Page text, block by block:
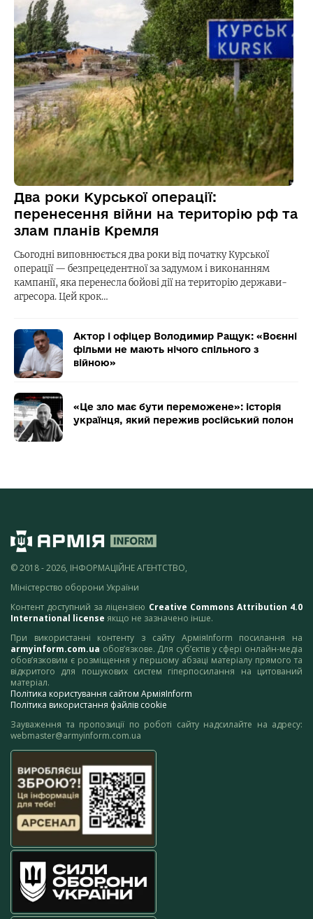
Два роки Курської операції:
перенесення війни на територію рф та
злам планів Кремля
Сьогодні виповнюється два роки від початку Курської
операції — безпрецедентної за задумом і виконанням
кампанії, яка перенесла бойові дії на територію держави-
агресора. Цей крок…
Актор і офіцер Володимир Ращук: «Воєнні
фільми не мають нічого спільного з
війною»
«Це зло має бути переможене»: історія
українця, який пережив російський полон
© 2018 - 2026, ІНФОРМАЦІЙНЕ АГЕНТСТВО,
Міністерство оборони України
Контент доступний за ліцензією Creative Commons Attribution 4.0
International license якщо не зазначено інше.
При використанні контенту з сайту АрміяInform посилання на
armyinform.com.ua обов’язкове. Для суб’єктів у сфері онлайн-медіа
обов’язковим є розміщення у першому абзаці матеріалу прямого та
відкритого для пошукових систем гіперпосилання на цитований
матеріал.
Політика користування сайтом АрміяInform
Політика використання файлів cookie
Зауваження та пропозиції по роботі сайту надсилайте на адресу:
webmaster@armyinform.com.ua